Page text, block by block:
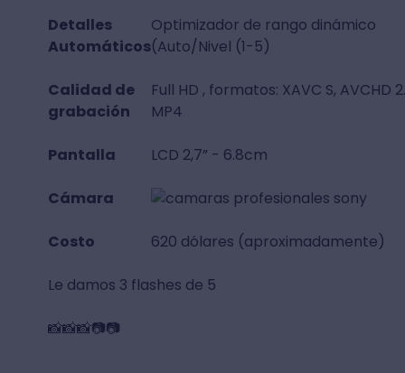
Detalles
Automáticos
Optimizador de rango dinámico
(Auto/Nivel (1-5)
Calidad de
grabación
Full HD , formatos: XAVC S, AVCHD
MP4
Pantalla LCD 2,7” - 6.8cm
Cámara
Costo 620 dólares (aproximadamente)
Le damos 3 flashes de 5
📸📸📸📷📷